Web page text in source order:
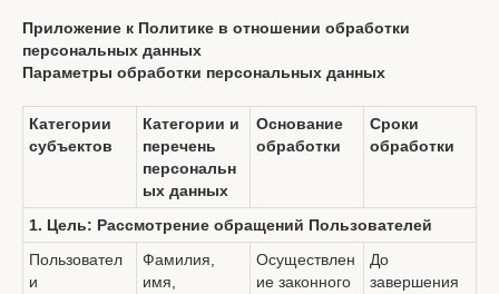
Приложение к Политике в отношении обработки
персональных данных
Параметры обработки персональных данных
Категории
субъектов
Категории и
перечень
персональн
ых данных
Основание
обработки
Сроки
обработки
1. Цель: Рассмотрение обращений Пользователей
Пользовател
и
Фамилия,
имя,
Осуществлен
ие законного
До
завершения